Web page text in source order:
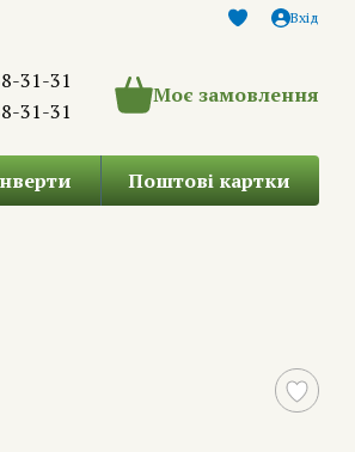
Вхід
31-31
31-31
Моє замовлення
Поштові картки